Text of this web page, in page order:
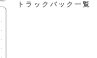
トラックバック一覧